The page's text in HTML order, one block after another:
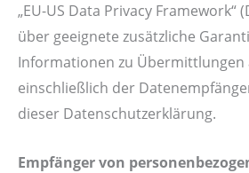
„EU-US Data Privacy Framework“
über geeignete zusätzliche
Informationen zu
einschließlich der
dieser Datenschutzerklärung.
Empfänger von